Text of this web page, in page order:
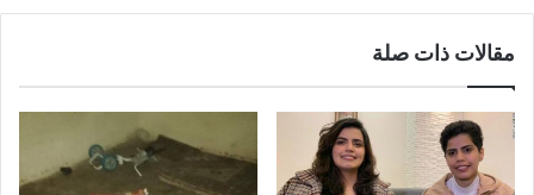
مقالات ذات صلة